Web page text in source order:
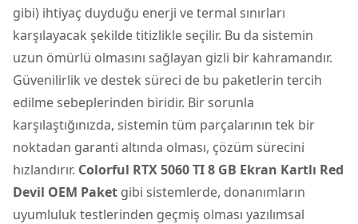
gibi) ihtiyaç duyduğu enerji ve termal sınırları
karşılayacak şekilde titizlikle seçilir. Bu da sistemin
uzun ömürlü olmasını sağlayan gizli bir kahramandır.
Güvenilirlik ve destek süreci de bu paketlerin tercih
edilme sebeplerinden biridir. Bir sorunla
karşılaştığınızda, sistemin tüm parçalarının tek bir
noktadan garanti altında olması, çözüm sürecini
hızlandırır. Colorful RTX 5060 TI 8 GB Ekran Kartlı Red
Devil OEM Paket gibi sistemlerde, donanımların
uyumluluk testlerinden geçmiş olması yazılımsal